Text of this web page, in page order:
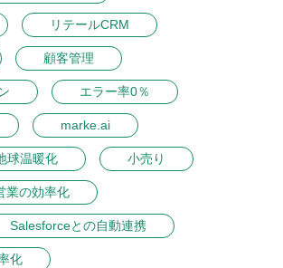
リテールCRM
顧客管理
エラー率0％
marke.ai
球温暖化 小売り
業の効率化
Salesforceとの自動連携
化